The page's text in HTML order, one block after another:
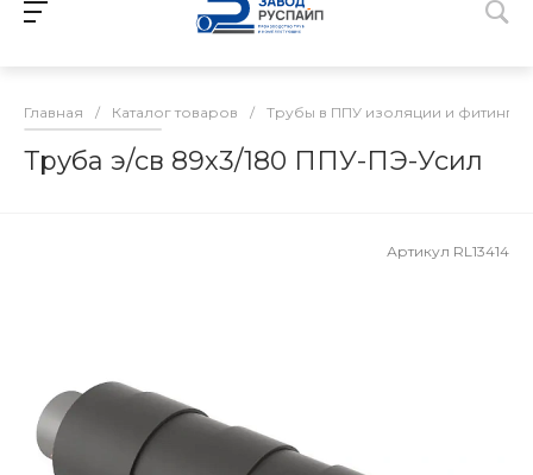
Главная / Каталог товаров / Трубы в ППУ изоляции и фитинги
Труба э/св 89х3/180 ППУ-ПЭ-Усил
Артикул RL13414